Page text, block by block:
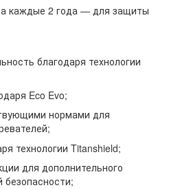
каждые 2 года — для защиты
благодаря технологии
Eco Evo;
нормами для
технологии Titanshield;
для дополнительного